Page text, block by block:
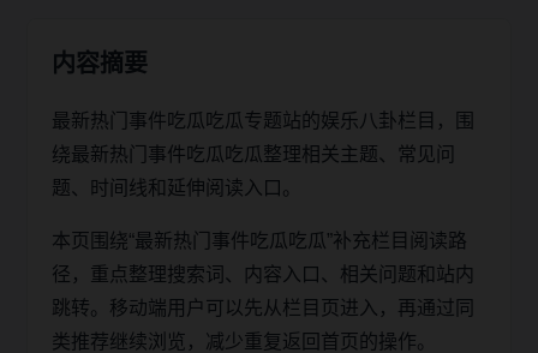
内容摘要
最新热门事件吃瓜吃瓜专题站的娱乐八卦栏目，围
绕最新热门事件吃瓜吃瓜整理相关主题、常见问
题、时间线和延伸阅读入口。
本页围绕“最新热门事件吃瓜吃瓜”补充栏目阅读路
径，重点整理搜索词、内容入口、相关问题和站内
跳转。移动端用户可以先从栏目页进入，再通过同
类推荐继续浏览，减少重复返回首页的操作。